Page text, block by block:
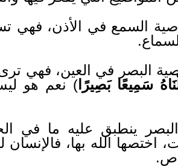
السمع في الأذن، فهي
البصر في العين، فهي
سَمِيعًا بَصِيرًا) نعم هو
ينطبق عليه ما في
اختصها الله بها،